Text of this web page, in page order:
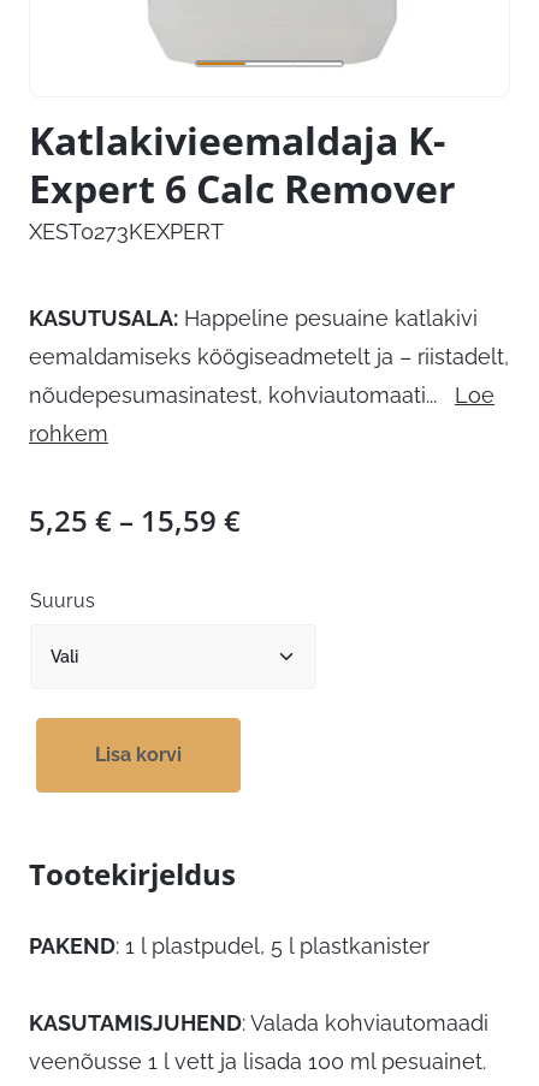
Katlakivieemaldaja K-
Expert 6 Calc Remover
XEST0273KEXPERT
KASUTUSALA: Happeline pesuaine katlakivi
eemaldamiseks köögiseadmetelt ja – riistadelt,
nõudepesumasinatest, kohviautomaati...
Loe
rohkem
5,25 € – 15,59 €Hinnavahemik:
Suurus
Lisa korvi
Tootekirjeldus
PAKEND: 1 l plastpudel, 5 l plastkanister
KASUTAMISJUHEND: Valada kohviautomaadi
veenõusse 1 l vett ja lisada 100 ml pesuainet.